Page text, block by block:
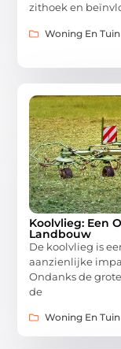
zithoek en
Woning En Tuin
Koolvlieg: Een
Landbouw
De koolvlieg is
aanzienlijke
Ondanks de
de
Woning En Tuin